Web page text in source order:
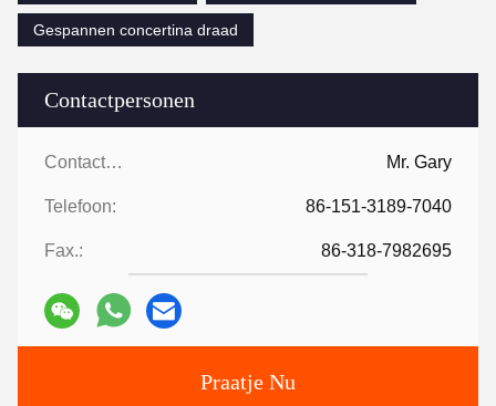
Contactpersonen
Contactpersonen: Mr. Gary
Telefoon: 86-151-3189-7040
Fax.: 86-318-7982695
Praatje Nu
Gespannen concertina draad